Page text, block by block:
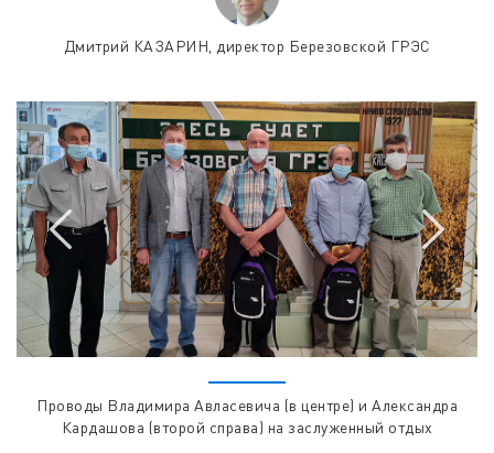
Дмитрий КАЗАРИН, директор Березовской ГРЭС
Проводы Владимира Авласевича (в центре) и Александра
Кардашова (второй справа) на заслуженный отдых